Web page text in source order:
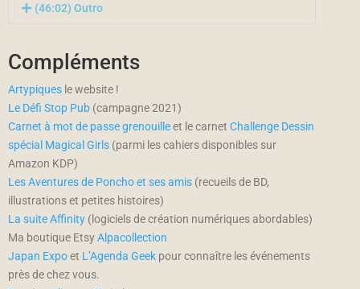
(46:02) Outro
Compléments
Artypiques le website !
Le Défi Stop Pub (campagne 2021)
Carnet à mot de passe grenouilleet le carnet Challenge Dessin
spécial Magical Girls (parmi les cahiers disponibles sur
Amazon KDP)
Les Aventures de Poncho et ses amis (recueils de BD,
illustrations et petites histoires)
La suite Affinity (logiciels de création numériques abordables)
Ma boutique EtsyAlpacollection
Japan Expoet L’Agenda Geek pour connaître les événements
près de chez vous.